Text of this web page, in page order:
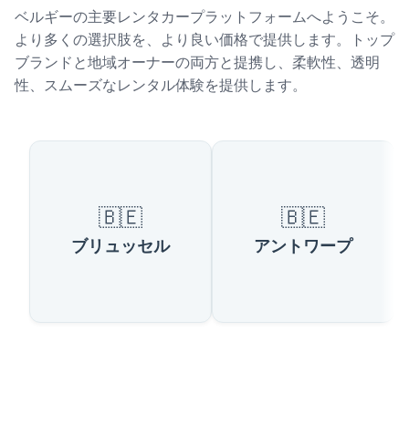
ベルギーの主要レンタカープラットフォームへようこそ。
より多くの選択肢を、より良い価格で提供します。トップ
ブランドと地域オーナーの両方と提携し、柔軟性、透明
性、スムーズなレンタル体験を提供します。
ベルギーの人気都市
🇧🇪
ブリュッセル
🇧🇪
アントワープ